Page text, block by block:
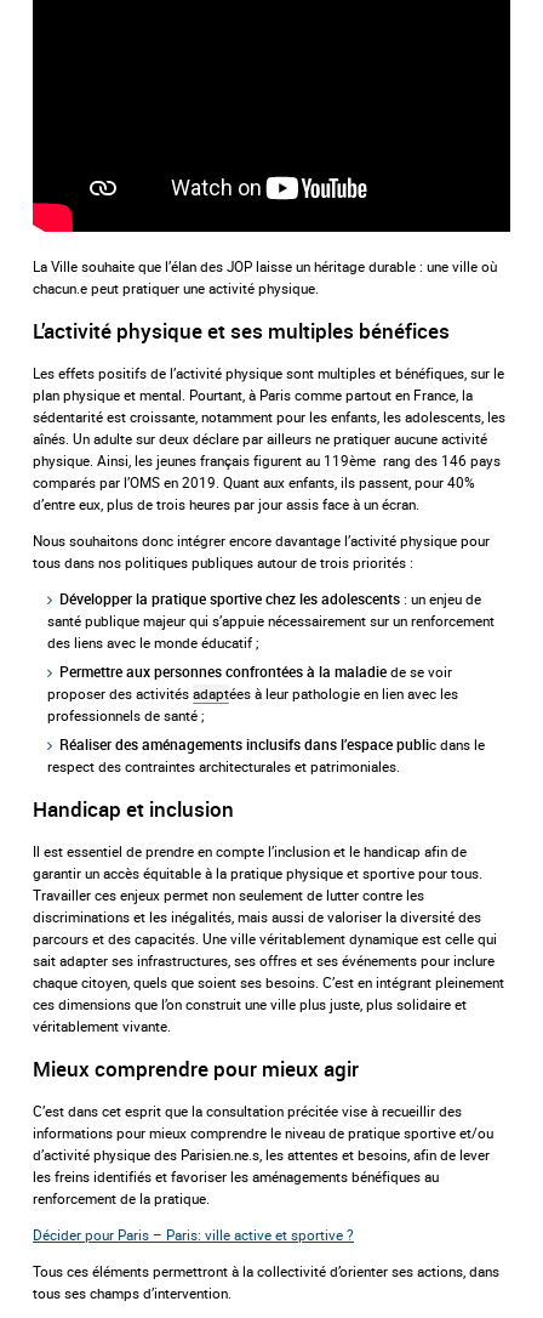
La Ville souhaite que l’élan des JOP laisse un héritage durable : une ville où
chacun.e peut pratiquer une activité physique.
L’activité physique et ses multiples bénéfices
Les effets positifs de l’activité physique sont multiples et bénéfiques, sur le
plan physique et mental. Pourtant, à Paris comme partout en France, la
sédentarité est croissante, notamment pour les enfants, les adolescents, les
aînés. Un adulte sur deux déclare par ailleurs ne pratiquer aucune activité
physique. Ainsi, les jeunes français figurent au 119ème rang des 146 pays
comparés par l’OMS en 2019. Quant aux enfants, ils passent, pour 40%
d’entre eux, plus de trois heures par jour assis face à un écran.
Nous souhaitons donc intégrer encore davantage l’activité physique pour
tous dans nos politiques publiques autour de trois priorités :
Développer la pratique sportive chez les adolescents : un enjeu de
santé publique majeur qui s’appuie nécessairement sur un renforcement
des liens avec le monde éducatif ;
Permettre aux personnes confrontées à la maladie de se voir
proposer des activités adaptées à leur pathologie en lien avec les
professionnels de santé ;
Réaliser des aménagements inclusifs dans l’espace public dans le
respect des contraintes architecturales et patrimoniales.
Handicap et inclusion
Il est essentiel de prendre en compte l’inclusion et le handicap afin de
garantir un accès équitable à la pratique physique et sportive pour tous.
Travailler ces enjeux permet non seulement de lutter contre les
discriminations et les inégalités, mais aussi de valoriser la diversité des
parcours et des capacités. Une ville véritablement dynamique est celle qui
sait adapter ses infrastructures, ses offres et ses événements pour inclure
chaque citoyen, quels que soient ses besoins. C’est en intégrant pleinement
ces dimensions que l’on construit une ville plus juste, plus solidaire et
véritablement vivante.
Mieux comprendre pour mieux agir
C’est dans cet esprit que la consultation précitée vise à recueillir des
informations pour mieux comprendre le niveau de pratique sportive et/ou
d’activité physique des Parisien.ne.s, les attentes et besoins, afin de lever
les freins identifiés et favoriser les aménagements bénéfiques au
renforcement de la pratique.
Décider pour Paris – Paris: ville active et sportive ?
Tous ces éléments permettront à la collectivité d’orienter ses actions, dans
tous ses champs d’intervention.